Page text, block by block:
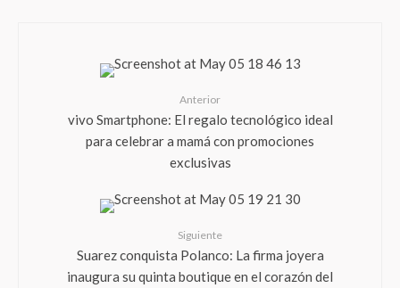
Anterior
vivo Smartphone: El regalo tecnológico ideal
para celebrar a mamá con promociones
exclusivas
Siguiente
Suarez conquista Polanco: La firma joyera
inaugura su quinta boutique en el corazón del